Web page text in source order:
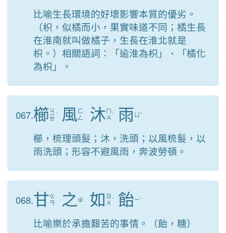
比喻生長環境的好壞影響本質的優劣。
（枳，似橘而小，果實味道不同；橘生長
在淮南就叫做橘子，生長在淮北就是
枳。）相關語詞：「逾淮為枳」、「橘化
為枳」。
067.櫛 ㄐ
ㄧ
ㄝ
ˊ 風 ㄈ
ㄥ
沐 ㄇ
ㄨ ˋ 雨 ˇ
櫛，梳理頭髮；沐，洗頭；以風梳髮，以
雨洗頭；形容不避風雨，奔波勞頓。
068.甘ㄍ
ㄢ
之 ㄓ 如 ㄖ
ㄨ ˊ 飴ㄧ ˊ
比喻樂於承擔艱苦的事情。（飴，糖）